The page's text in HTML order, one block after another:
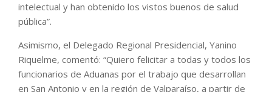
intelectual y han obtenido los vistos buenos de salud
pública”.
Asimismo, el Delegado Regional Presidencial, Yanino
Riquelme, comentó: “Quiero felicitar a todas y todos los
funcionarios de Aduanas por el trabajo que desarrollan
en San Antonio y en la región de Valparaíso, a partir de